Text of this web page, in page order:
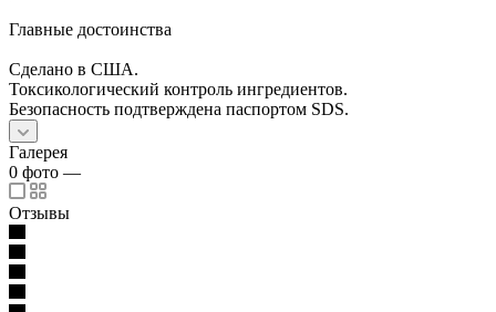
Главные достоинства
Сделано в США.
Токсикологический контроль ингредиентов.
Безопасность подтверждена паспортом SDS.
Галерея
0 фото —
Отзывы